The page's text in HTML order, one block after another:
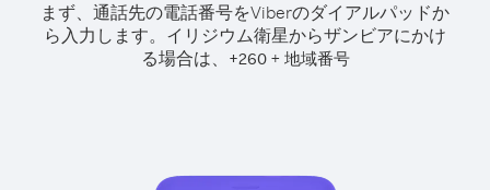
まず、通話先の電話番号をViberのダイアルパッドか
ら入力します。 イリジウム衛星からザンビアにかけ
る場合は、
+260+ 地域番号